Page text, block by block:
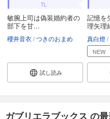
TL
敏腕上司は偽装婚約者の
部下を甘...
櫻井音衣 つきのおまめ
試し読み
記憶を
理矢理
真白燈
NEW
ガブリエラブックス の